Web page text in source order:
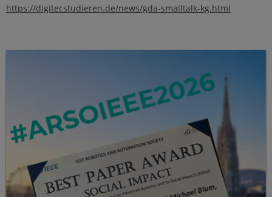
https://digitecstudieren.de/news/gda-smalltalk-kg.html